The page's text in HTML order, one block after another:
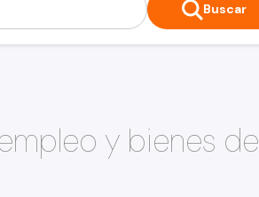
Buscar
y bienes de